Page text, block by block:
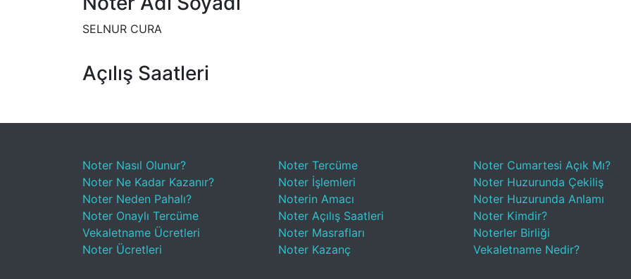
SELNUR CURA
Açılış Saatleri
Noter Nasıl Olunur?
Noter Ne Kadar Kazanır?
Noter Neden Pahalı?
Noter Onaylı Tercüme
Vekaletname Ücretleri
Noter Ücretleri
Noter Tercüme
Noter İşlemleri
Noterin Amacı
Noter Açılış Saatleri
Noter Masrafları
Noter Kazanç
Noter Cumartesi Açık Mı?
Noter Huzurunda Çekiliş
Noter Huzurunda Anlamı
Noter Kimdir?
Noterler Birliği
Vekaletname Nedir?